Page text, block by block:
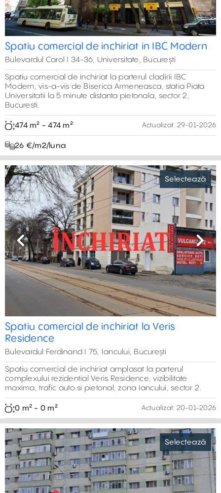
0 m²
0 m²
11
Spatiu comercial de inchiriat in IBC Modern
Bulevardul Carol I 34-36, Universitate, București
Spatiu comercial de inchiriat la parterul cladirii IBC
Modern, vis-a-vis de Biserica Armeneasca, statia Piata
Universitatii la 5 minute distanta pietonala, sector 2,
Bucuresti.
474 m² - 474 m² Actualizat: 29-01-2026
26 €/m2/luna
Selectează
Previous Next
Spatiu comercial de inchiriat la Veris
Residence
Bulevardul Ferdinand I 75, Iancului, București
Spatiu comercial de inchiriat amplasat la parterul
complexului rezidential Veris Residence, vizibilitate
maxima, trafic auto si pietonal, zona Iancului, sector 2.
0 m² - 0 m² Actualizat: 20-01-2026
Selectează